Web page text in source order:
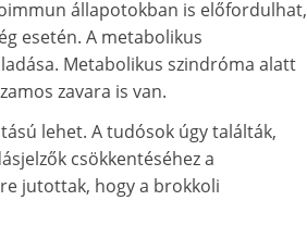
állapotokban is előfordulhat,
esetén. A metabolikus
Metabolikus szindróma alatt
zavara is van.
lehet. A tudósok úgy találták,
csökkentéséhez a
jutottak, hogy a brokkoli